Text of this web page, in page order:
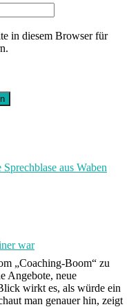
in diesem Browser für
war
„Coaching-Boom“ zu
Angebote, neue
wirkt es, als würde ein
man genauer hin, zeigt